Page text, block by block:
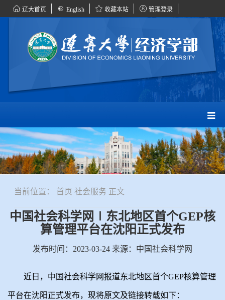
辽大首页 English 收藏本站 管理登录
当前位置： 首页 社会服务 正文
中国社会科学网∣东北地区首个GEP核
算管理平台在沈阳正式发布
发布时间：2023-03-24 来源：中国社会科学网
近日，中国社会科学网报道东北地区首个GEP核算管理
平台在沈阳正式发布，现将原文及链接转载如下：